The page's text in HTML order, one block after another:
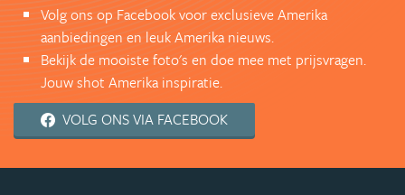
Volg ons op Facebook voor exclusieve Amerika
aanbiedingen en leuk Amerika nieuws.
Bekijk de mooiste foto's en doe mee met prijsvragen.
Jouw shot Amerika inspiratie.
VOLG ONS VIA FACEBOOK